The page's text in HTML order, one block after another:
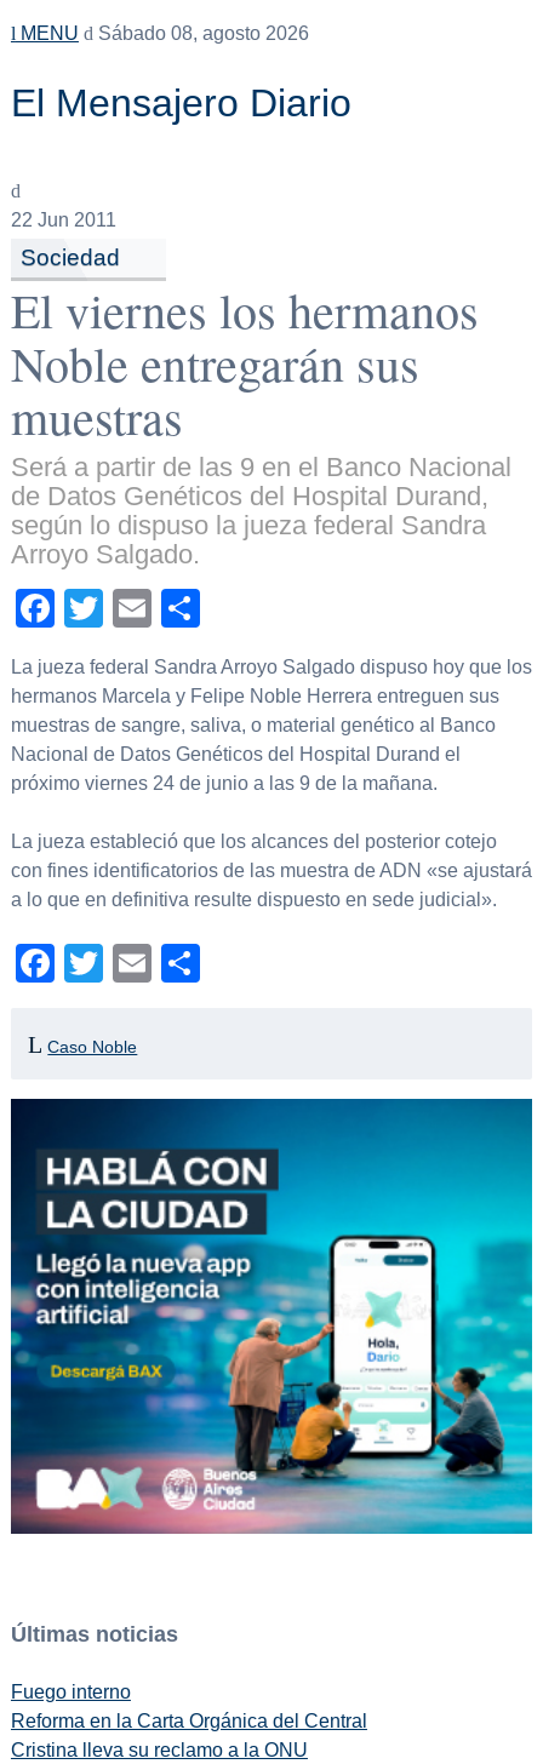
MENU Sábado 08, agosto 2026
El Mensajero Diario
22 Jun 2011
Sociedad
El viernes los hermanos
Noble entregarán sus
muestras
Será a partir de las 9 en el Banco Nacional
de Datos Genéticos del Hospital Durand,
según lo dispuso la jueza federal Sandra
Arroyo Salgado.
Facebook
TwitterEmail
La jueza federal Sandra Arroyo Salgado dispuso hoy que los
hermanos Marcela y Felipe Noble Herrera entreguen sus
muestras de sangre, saliva, o material genético al Banco
Nacional de Datos Genéticos del Hospital Durand el
próximo viernes 24 de junio a las 9 de la mañana.
La jueza estableció que los alcances del posterior cotejo
con fines identificatorios de las muestra de ADN «se ajustará
a lo que en definitiva resulte dispuesto en sede judicial».
Facebook
TwitterEmail
Caso Noble
Últimas noticias
Fuego interno
Reforma en la Carta Orgánica del Central
Cristina lleva su reclamo a la ONU